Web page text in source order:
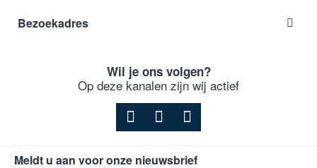
Bezoekadres
Wil je ons volgen?
Op deze kanalen zijn wij actief
Meldt u aan voor onze nieuwsbrief